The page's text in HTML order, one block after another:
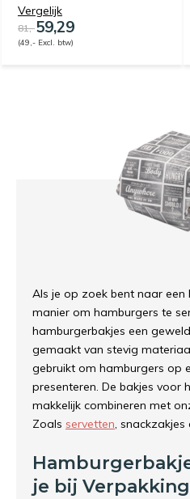
Vergelijk
81,-59,29
(49,- Excl. btw)
Als je op zoek bent naar
manier om hamburgers te
hamburgerbakjes een
gemaakt van stevig
gebruikt om hamburgers op
presenteren. De bakjes voor
makkelijk combineren met
Zoals servetten, snackzakjes
je bij